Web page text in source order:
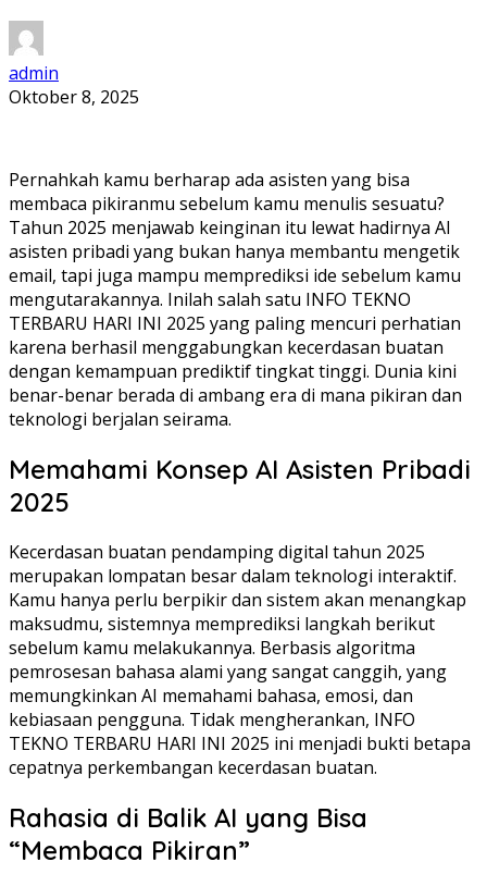
admin
Oktober 8, 2025
Pernahkah kamu berharap ada asisten yang bisa
membaca pikiranmu sebelum kamu menulis sesuatu?
Tahun 2025 menjawab keinginan itu lewat hadirnya AI
asisten pribadi yang bukan hanya membantu mengetik
email, tapi juga mampu memprediksi ide sebelum kamu
mengutarakannya. Inilah salah satu INFO TEKNO
TERBARU HARI INI 2025 yang paling mencuri perhatian
karena berhasil menggabungkan kecerdasan buatan
dengan kemampuan prediktif tingkat tinggi. Dunia kini
benar-benar berada di ambang era di mana pikiran dan
teknologi berjalan seirama.
Memahami Konsep AI Asisten Pribadi
2025
Kecerdasan buatan pendamping digital tahun 2025
merupakan lompatan besar dalam teknologi interaktif.
Kamu hanya perlu berpikir dan sistem akan menangkap
maksudmu, sistemnya memprediksi langkah berikut
sebelum kamu melakukannya. Berbasis algoritma
pemrosesan bahasa alami yang sangat canggih, yang
memungkinkan AI memahami bahasa, emosi, dan
kebiasaan pengguna. Tidak mengherankan, INFO
TEKNO TERBARU HARI INI 2025 ini menjadi bukti betapa
cepatnya perkembangan kecerdasan buatan.
Rahasia di Balik AI yang Bisa
“Membaca Pikiran”